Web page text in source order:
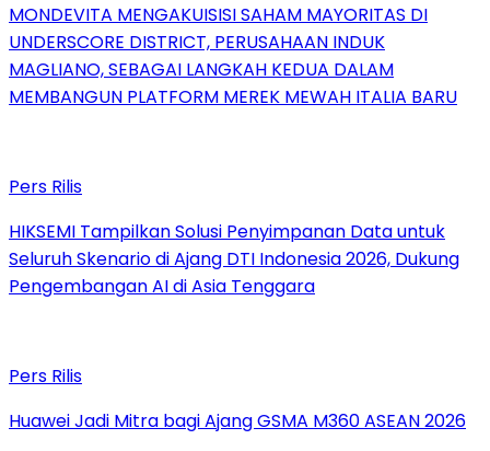
MONDEVITA MENGAKUISISI SAHAM MAYORITAS DI
UNDERSCORE DISTRICT, PERUSAHAAN INDUK
MAGLIANO, SEBAGAI LANGKAH KEDUA DALAM
MEMBANGUN PLATFORM MEREK MEWAH ITALIA BARU
Pers Rilis
HIKSEMI Tampilkan Solusi Penyimpanan Data untuk
Seluruh Skenario di Ajang DTI Indonesia 2026, Dukung
Pengembangan AI di Asia Tenggara
Pers Rilis
Huawei Jadi Mitra bagi Ajang GSMA M360 ASEAN 2026